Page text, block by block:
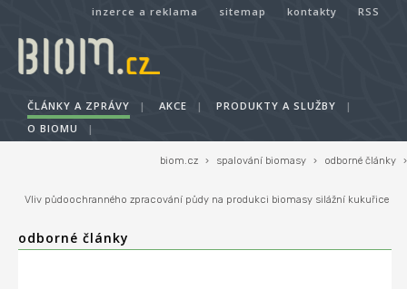
inzerce a reklama sitemap kontakty RSS
ČLÁNKY A ZPRÁVY | AKCE | PRODUKTY A SLUŽBY
|
O BIOMU
|
biom.cz › spalování biomasy › odborné články ›
Vliv půdoochranného zpracování půdy na produkci biomasy silážní kukuřice
odborné články